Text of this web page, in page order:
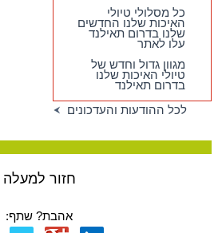
כל מסלולי טיולי
האיכות שלנו החדשים
שלנו בדרום תאילנד
עלו לאתר
מגוון גדול וחדש של
טיולי האיכות שלנו
בדרום תאילנד
לכל ההודעות והעדכונים
חזור למעלה
אהבת? שתף: